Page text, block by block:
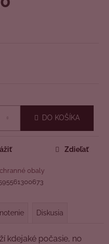
DO KOŠÍKA
obaly
Zdieľať
Diskusia
kdejaké počasie, no